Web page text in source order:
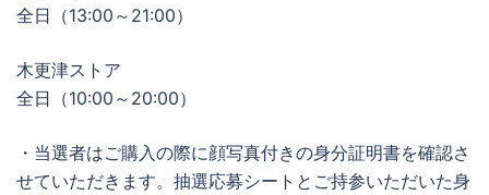
全日（13:00～21:00）
木更津ストア
全日（10:00～20:00）
・当選者はご購入の際に顔写真付きの身分証明書を確認さ
せていただきます。抽選応募シートとご持参いただいた身